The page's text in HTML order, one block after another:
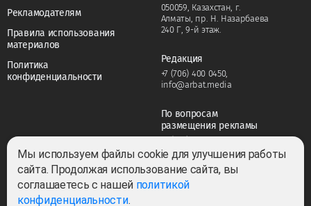
Рекламодателям
Правила использования
материалов
Политика
конфиденциальности
050059, Казахстан, г.
Алматы, пр. Н. Назарбаева
240 Г, 9-й этаж.
Редакция
+7 (706) 400 0450,
info@arbat.media
По вопросам
размещения рекламы
adv@arbat.media
Мы используем файлы cookie для улучшения работы
сайта. Продолжая использование сайта, вы
соглашаетесь с нашей политикой
конфиденциальности.